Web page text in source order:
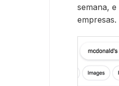
semana,
empresas.